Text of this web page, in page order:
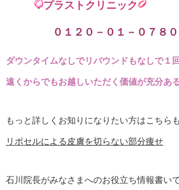
プラストクリニック
０１２０－０１－０７８０
ダウンタイムなしでリバウンドもなしで１
遠くからでもお越しいただく価値が充分あ
もっと詳しくお知りになりたい方はこちら
リポセルによる皮膚を切らない部分痩せ
石川院長がみなさまへのお役立ち情報書い